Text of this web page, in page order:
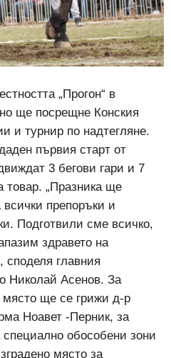
„Прогон“ в
ще посрещне Конския
и турнир по надтегляне.
първия старт от
3 бегови гари и 7
товар. „Празника ще
препоръки и
Подготвили сме всичко,
здравето на
споделя главния
Николай Асенов. За
място ще се грижи д-р
Ноавет -Перник, за
обособени зони
място за